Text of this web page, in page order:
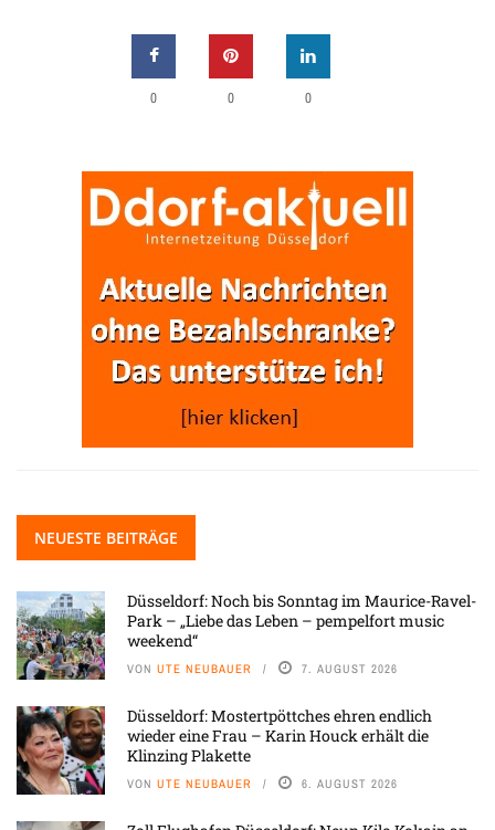
0 0 0
NEUESTE BEITRÄGE
Düsseldorf: Noch bis Sonntag im Maurice-Ravel-
Park – „Liebe das Leben – pempelfort music
weekend“
VON UTE NEUBAUER 7. AUGUST 2026
Düsseldorf: Mostertpöttches ehren endlich
wieder eine Frau – Karin Houck erhält die
Klinzing Plakette
VON UTE NEUBAUER 6. AUGUST 2026